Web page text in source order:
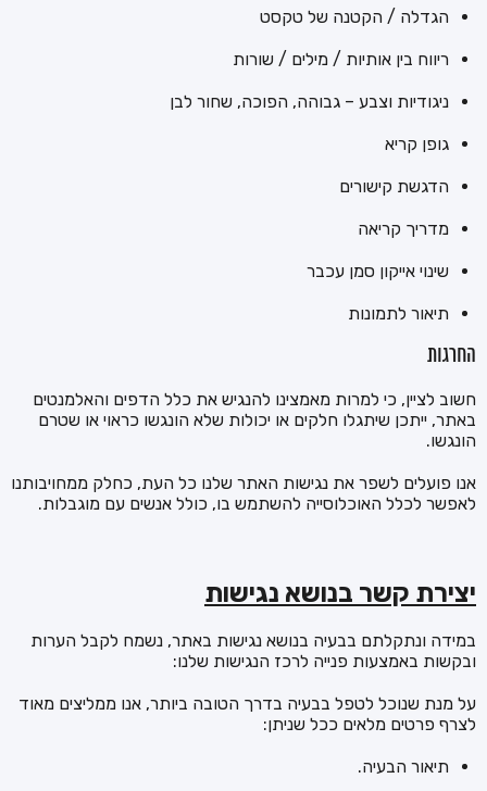
הגדלה / הקטנה של טקסט
ריווח בין אותיות / מילים / שורות
ניגודיות וצבע – גבוהה, הפוכה, שחור לבן
גופן קריא
הדגשת קישורים
מדריך קריאה
שינוי אייקון סמן עכבר
תיאור לתמונות
החרגות
חשוב לציין, כי למרות מאמצינו להנגיש את כלל הדפים והאלמנטים
באתר, ייתכן שיתגלו חלקים או יכולות שלא הונגשו כראוי או שטרם
הונגשו.
אנו פועלים לשפר את נגישות האתר שלנו כל העת, כחלק ממחויבותנו
לאפשר לכלל האוכלוסייה להשתמש בו, כולל אנשים עם מוגבלות.
יצירת קשר בנושא נגישות
במידה ונתקלתם בבעיה בנושא נגישות באתר, נשמח לקבל הערות
ובקשות באמצעות פנייה לרכז הנגישות שלנו:
על מנת שנוכל לטפל בבעיה בדרך הטובה ביותר, אנו ממליצים מאוד
לצרף פרטים מלאים ככל שניתן:
תיאור הבעיה.